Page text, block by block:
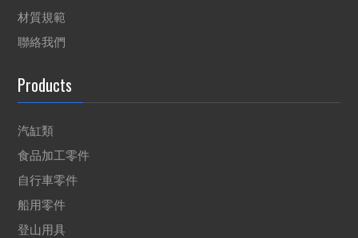
材質規範
聯絡我們
Products
汽缸類
食品加工零件
自行車零件
船用零件
登山用具